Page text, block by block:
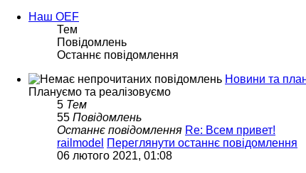
Наш OEF
Тем
Повідомлень
Останнє повідомлення
Новини та
Плануємо та реалізовуємо
5 Тем
55 Повідомлень
Останнє повідомлення Re: Всем привет!
railmodel
Переглянути останнє повідомлення
06 лютого 2021, 01:08